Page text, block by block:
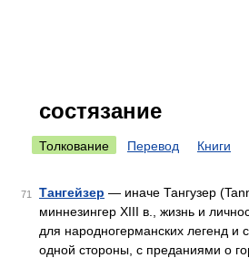
состязание
Толкование Перевод Книги
71 Тангейзер — иначе Тангузер
миннезингер XIII в., жизнь и
для народногерманских легенд и
одной стороны, с преданиями о